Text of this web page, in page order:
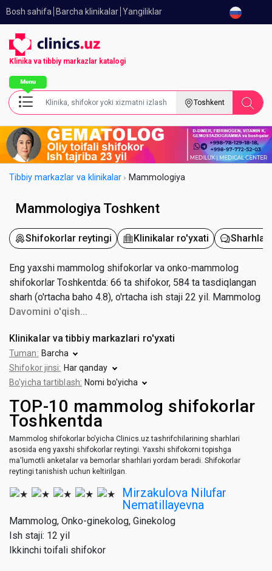
Bosh sahifa Barcha klinikalar Yangiliklar
Klinika va tibbiy markazlar katalogi
Toshkent
Tibbiy markazlar va klinikalar Mammologiya
Mammologiya Toshkent
Shifokorlar reytingi Klinikalar ro'yxati Sharhlar
Eng yaxshi mammolog shifokorlar va onko-mammolog
shifokorlar Toshkentda: 66 ta shifokor, 584 ta tasdiqlangan
sharh (o'rtacha baho 4.8), o'rtacha ish staji 22 yil. Mammolog
va onko-mammolog maslahati narxi 42 600 dan 450 000
Davomini o'qish...
Klinikalar va tibbiy markazlari ro'yxati
Tuman: Barcha
Shifokor jinsi: Har qanday
Bo'yicha tartiblash: Nomi bo'yicha
TOP-10 mammolog shifokorlar
Toshkentda
Mammolog shifokorlar bo'yicha Clinics.uz tashrifchilarining sharhlari
asosida eng yaxshi shifokorlar reytingi. Yaxshi shifokorni topishga
ma'lumotli anketalar va bemorlar sharhlari yordam beradi. Shifokorlar
reytingi tanishish uchun keltirilgan.
Mirzakulova Nilufar
Nematillayevna
Mammolog, Onko-ginekolog, Ginekolog
Ish staji: 12 yil
Ikkinchi toifali shifokor